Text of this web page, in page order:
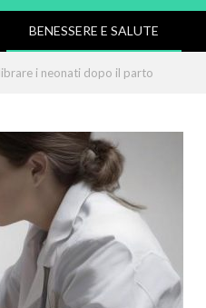
BENESSERE E SALUTE
i neonati dopo il parto